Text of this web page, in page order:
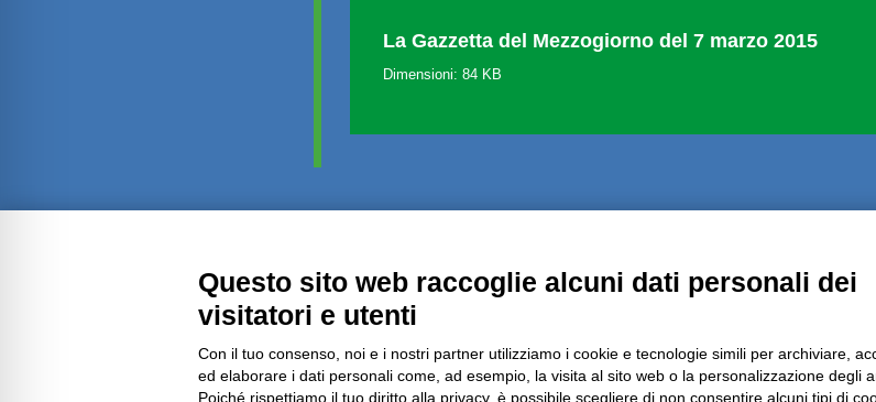
La Gazzetta del Mezzogiorno del 7 marzo 2015
Dimensioni: 84 KB
Amministrazione trasparente Note Legali Privacy Informative GDPR (679/2016)
Azienda certificata UNI EN ISO 9001:2015
Questo sito web raccoglie alcuni dati personali dei
visitatori e utenti
Con il tuo consenso, noi e i nostri partner utilizziamo i cookie e tecnologie simili per archiviare,
ed elaborare i dati personali come, ad esempio, la visita al sito web o la personalizzazione degli
Poiché rispettiamo il tuo diritto alla privacy, è possibile scegliere di non consentire alcuni tipi di